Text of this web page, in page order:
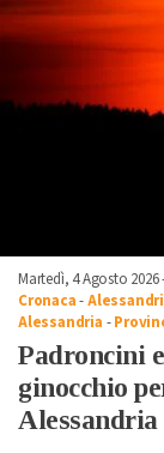
Martedì, 4 Agosto 2026
Cronaca-
Alessandria -
Padroncini
ginocchio
Alessandria